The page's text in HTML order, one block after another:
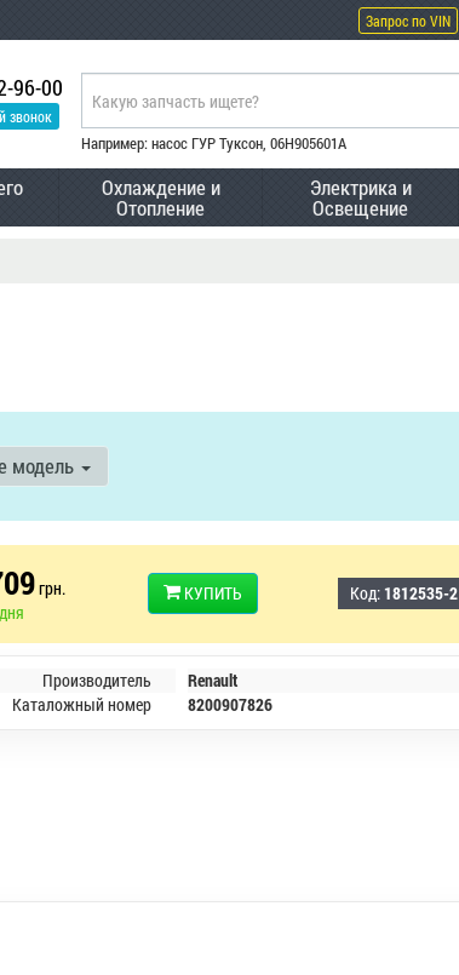
Запрос по VIN
96-00
звонок
Например: насос ГУР Туксон, 06H905601A
Охлаждение и
Отопление
Электрика и
Освещение
модель
грн.
КУПИТЬ Код: 1812535-2
Производитель
Renault
Каталожный номер
8200907826